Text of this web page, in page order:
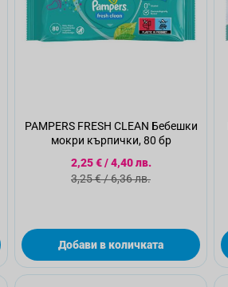
PAMPERS FRESH CLEAN Бебешки
мокри кърпички, 80 бр
Специална цена
2,25 €/4,40 лв.
Стандартна цена
3,25 €/6,36 лв.
Добави в количката